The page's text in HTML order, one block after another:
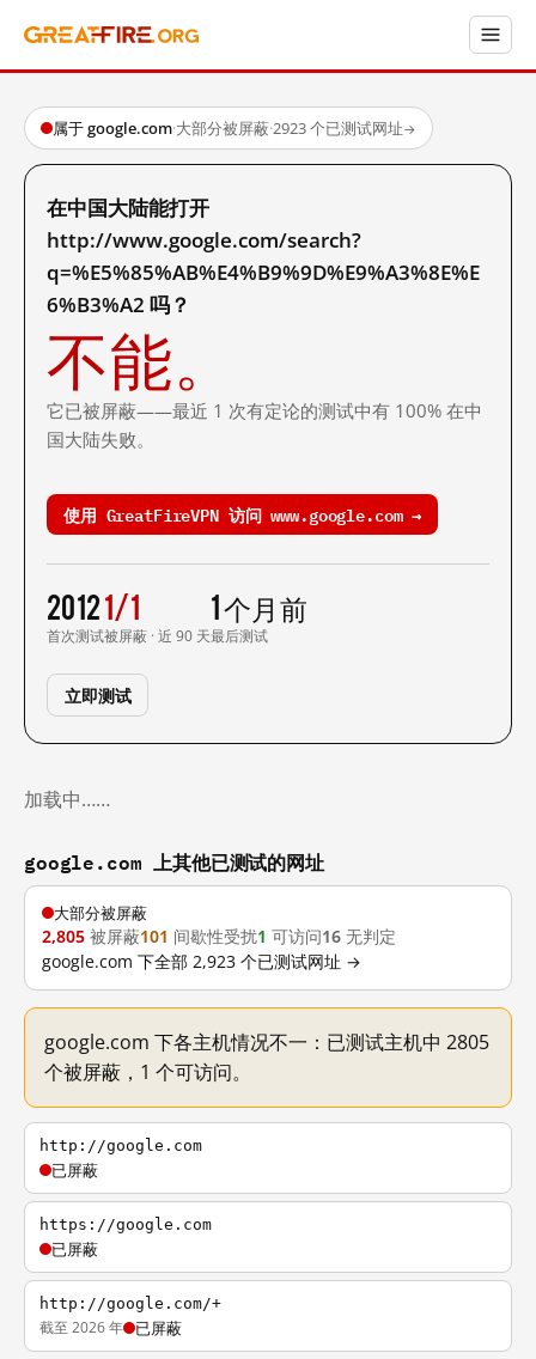
属于 google.com·大部分被屏蔽·2923 个已测试网址→
在中国大陆能打开
http://www.google.com/search?
q=%E5%85%AB%E4%B9%9D%E9%A3%8E%E
6%B3%A2 吗？
不能。
它已被屏蔽——最近 1 次有定论的测试中有 100% 在中
国大陆失败。
使用 GreatFireVPN 访问 www.google.com →
2012
首次测试
1/1
被屏蔽 · 近 90 天
1 个月前
最后测试
立即测试
加载中……
google.com 上其他已测试的网址
大部分被屏蔽
2,805 被屏蔽101 间歇性受扰1 可访问16 无判定
google.com 下全部 2,923 个已测试网址 →
google.com 下各主机情况不一：已测试主机中 2805
个被屏蔽，1 个可访问。
http://google.com
已屏蔽
https://google.com
已屏蔽
http://google.com/+
截至 2026 年 已屏蔽